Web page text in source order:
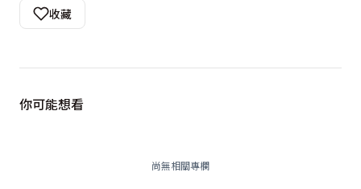
收藏
你可能想看
尚無相關專欄